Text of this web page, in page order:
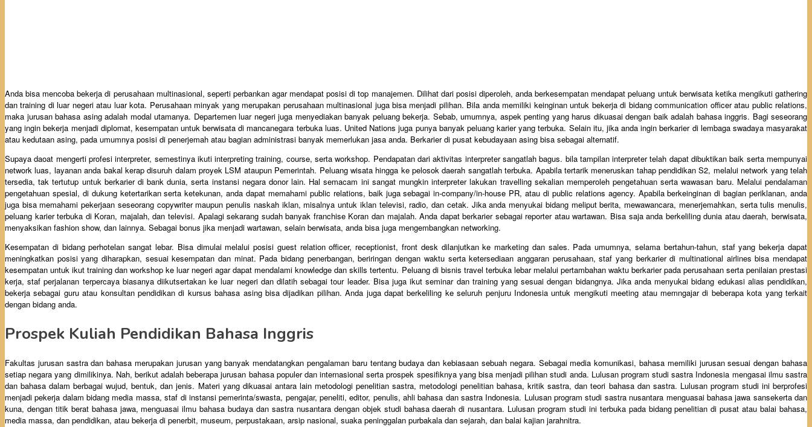
Anda bisa mencoba bekerja di perusahaan multinasional, seperti perbankan agar mendapat posisi di top manajemen. Dilihat dari posisi diperoleh, anda berkesempatan mendapat peluang untuk berwisata ketika mengikuti gathering
dan training di luar negeri atau luar kota. Perusahaan minyak yang merupakan perusahaan multinasional juga bisa menjadi pilihan. Bila anda memiliki keinginan untuk bekerja di bidang communication officer atau public relations,
maka jurusan bahasa asing adalah modal utamanya. Departemen luar negeri juga menyediakan banyak peluang bekerja. Sebab, umumnya, aspek penting yang harus dikuasai dengan baik adalah bahasa inggris. Bagi seseorang
yang ingin bekerja menjadi diplomat, kesempatan untuk berwisata di mancanegara terbuka luas. United Nations juga punya banyak peluang karier yang terbuka. Selain itu, jika anda ingin berkarier di lembaga swadaya masyarakat
atau kedutaan asing, pada umumnya posisi di penerjemah atau bagian administrasi banyak memerlukan jasa anda. Berkarier di pusat kebudayaan asing bisa sebagai alternatif.
Supaya daoat mengerti profesi interpreter, semestinya ikuti interpreting training, course, serta workshop. Pendapatan dari aktivitas interpreter sangatlah bagus. bila tampilan interpreter telah dapat dibuktikan baik serta mempunyai
network luas, layanan anda bakal kerap disuruh dalam proyek LSM ataupun Pemerintah. Peluang wisata hingga ke pelosok daerah sangatlah terbuka. Apabila tertarik meneruskan tahap pendidikan S2, melalui network yang telah
tersedia, tak tertutup untuk berkarier di bank dunia, serta instansi negara donor lain. Hal semacam ini sangat mungkin interpreter lakukan travelling sekalian memperoleh pengetahuan serta wawasan baru. Melalui pendalaman
pengetahuan spesial, di dukung ketertarikan serta ketekunan, anda dapat memahami public relations, baik juga sebagai in-company/in-house PR, atau di public relations agency. Apabila berkeinginan di bagian periklanan, anda
juga bisa memahami pekerjaan seseorang copywriter maupun penulis naskah iklan, misalnya untuk iklan televisi, radio, dan cetak. Jika anda menyukai bidang meliput berita, mewawancara, menerjemahkan, serta tulis menulis,
peluang karier terbuka di Koran, majalah, dan televisi. Apalagi sekarang sudah banyak franchise Koran dan majalah. Anda dapat berkarier sebagai reporter atau wartawan. Bisa saja anda berkeliling dunia atau daerah, berwisata,
menyaksikan fashion show, dan lainnya. Sebagai bonus jika menjadi wartawan, selain berwisata, anda bisa juga mengembangkan networking.
Kesempatan di bidang perhotelan sangat lebar. Bisa dimulai melalui posisi guest relation officer, receptionist, front desk dilanjutkan ke marketing dan sales. Pada umumnya, selama bertahun-tahun, staf yang bekerja dapat
meningkatkan posisi yang diharapkan, sesuai kesempatan dan minat. Pada bidang penerbangan, beriringan dengan waktu serta ketersediaan anggaran perusahaan, staf yang berkarier di multinational airlines bisa mendapat
kesempatan untuk ikut training dan workshop ke luar negeri agar dapat mendalami knowledge dan skills tertentu. Peluang di bisnis travel terbuka lebar melalui pertambahan waktu berkarier pada perusahaan serta penilaian prestasi
kerja, staf perjalanan terpercaya biasanya diikutsertakan ke luar negeri dan dilatih sebagai tour leader. Bisa juga ikut seminar dan training yang sesuai dengan bidangnya. Jika anda menyukai bidang edukasi alias pendidikan,
bekerja sebagai guru atau konsultan pendidikan di kursus bahasa asing bisa dijadikan pilihan. Anda juga dapat berkeliling ke seluruh penjuru Indonesia untuk mengikuti meeting atau memngajar di beberapa kota yang terkait
dengan bidang anda.
Prospek Kuliah Pendidikan Bahasa Inggris
Fakultas jurusan sastra dan bahasa merupakan jurusan yang banyak mendatangkan pengalaman baru tentang budaya dan kebiasaan sebuah negara. Sebagai media komunikasi, bahasa memiliki jurusan sesuai dengan bahasa
setiap negara yang dimilikinya. Nah, berikut adalah beberapa jurusan bahasa populer dan internasional serta prospek spesifiknya yang bisa menjadi pilihan studi anda. Lulusan program studi sastra Indonesia mengasai ilmu sastra
dan bahasa dalam berbagai wujud, bentuk, dan jenis. Materi yang dikuasai antara lain metodologi penelitian sastra, metodologi penelitian bahasa, kritik sastra, dan teori bahasa dan sastra. Lulusan program studi ini berprofesi
menjadi pekerja dalam bidang media massa, staf di instansi pemerinta/swasta, pengajar, peneliti, editor, penulis, ahli bahasa dan sastra Indonesia. Lulusan program studi sastra nusantara menguasai bahasa jawa sansekerta dan
kuna, dengan titik berat bahasa jawa, menguasai ilmu bahasa budaya dan sastra nusantara dengan objek studi bahasa daerah di nusantara. Lulusan program studi ini terbuka pada bidang penelitian di pusat atau balai bahasa,
media massa, dan pendidikan, atau bekerja di penerbit, museum, perpustakaan, arsip nasional, suaka peninggalan purbakala dan sejarah, dan balai kajian jarahnitra.